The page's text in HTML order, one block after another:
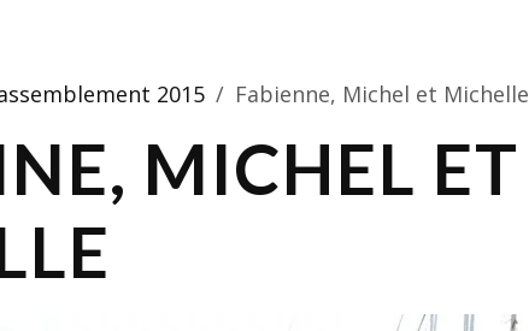
2015 Fabienne, Michel et Michelle
MICHEL ET